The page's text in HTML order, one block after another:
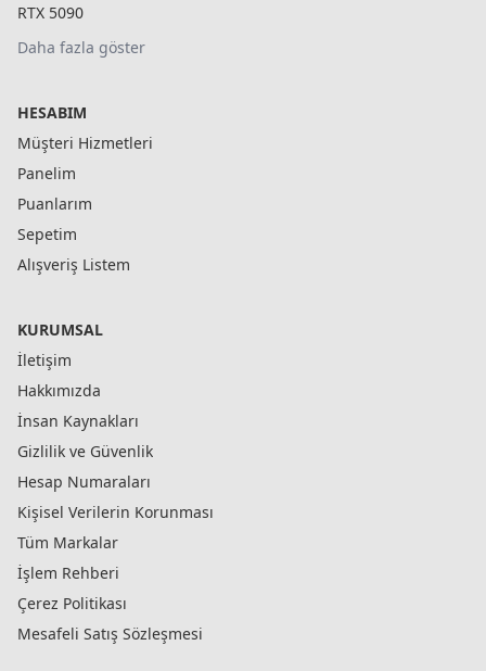
RTX 5090
Daha fazla göster
HESABIM
Müşteri Hizmetleri
Panelim
Puanlarım
Sepetim
Alışveriş Listem
KURUMSAL
İletişim
Hakkımızda
İnsan Kaynakları
Gizlilik ve Güvenlik
Hesap Numaraları
Kişisel Verilerin Korunması
Tüm Markalar
İşlem Rehberi
Çerez Politikası
Mesafeli Satış Sözleşmesi